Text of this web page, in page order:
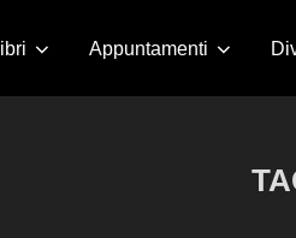
Appuntamenti